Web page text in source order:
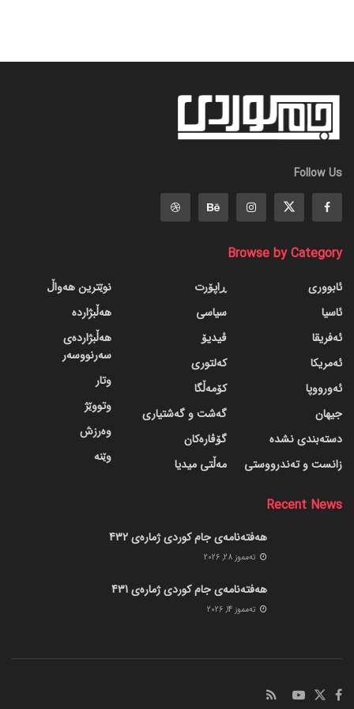
Follow Us
Browse by Category
ئابووری
ئاسیا
ئەفریقا
ئەمریکا
ئەورووپا
جیهان
دسته‌بندی نشده
زانست و تەندرووستی
ڕاپۆرت
سیاسی
ڤیدیۆ
کەلتوری
کۆمەڵگا
گه‌شت و گه‌شتیاری
گۆڤاره‌کان
مەڵتی میدیا
نوێترین هەواڵ
هەڵبژاردە
هەڵبژاردەی
سەرنووسەر
وتار
وتووێژ
وەرزش
وێنە
Recent News
هەفتەنامەی جام کوردی ژمارەی 432
ته‌مموز 28, 2026
هەفتەنامەی جام کوردی ژمارەی 431
ته‌مموز 14, 2026